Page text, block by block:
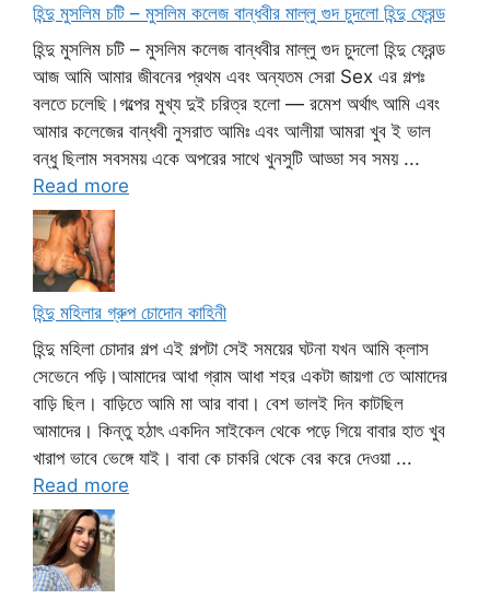
হিন্দু মুসলিম চটি – মুসলিম কলেজ বান্ধবীর মাল্লু গুদ চুদলো হিন্দু ফ্রেন্ড
হিন্দু মুসলিম চটি – মুসলিম কলেজ বান্ধবীর মাল্লু গুদ চুদলো হিন্দু ফ্রেন্ড
আজ আমি আমার জীবনের প্রথম এবং অন্যতম সেরা Sex এর গল্পঃ
বলতে চলেছি।গল্পের মুখ্য দুই চরিত্র হলো — রমেশ অর্থাৎ আমি এবং
আমার কলেজের বান্ধবী নুসরাত আমিঃ এবং আলীয়া আমরা খুব ই ভাল
বন্ধু ছিলাম সবসময় একে অপরের সাথে খুনসুটি আড্ডা সব সময় ...
Read more
হিন্দু মহিলার গ্রুপ চোদোন কাহিনী
হিন্দু মহিলা চোদার গল্প এই গল্পটা সেই সময়ের ঘটনা যখন আমি ক্লাস
সেভেনে পড়ি।আমাদের আধা গ্রাম আধা শহর একটা জায়গা তে আমাদের
বাড়ি ছিল। বাড়িতে আমি মা আর বাবা। বেশ ভালই দিন কাটছিল
আমাদের। কিন্তু হঠাৎ একদিন সাইকেল থেকে পড়ে গিয়ে বাবার হাত খুব
খারাপ ভাবে ভেঙ্গে যাই। বাবা কে চাকরি থেকে বের করে দেওয়া ...
Read more